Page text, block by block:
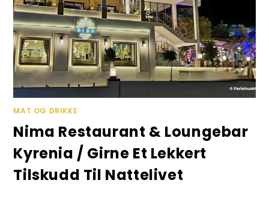
MAT OG DRIKKE
Nima Restaurant & Loungebar
Kyrenia / Girne Et Lekkert
Tilskudd Til Nattelivet